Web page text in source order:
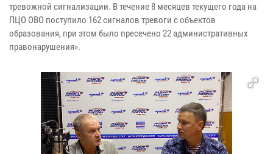
тревожной сигнализации. В течение 8 месяцев текущего года на
ПЦО ОВО поступило 162 сигналов тревоги с объектов
образования, при этом было пресечено 22 административных
правонарушения».